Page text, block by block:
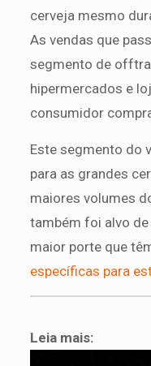
cerveja mesmo
As vendas que
segmento de
hipermercados e
consumidor
Este segmento do
para as grandes
maiores volumes
também foi alvo
maior porte que
específicas para
Leia mais: